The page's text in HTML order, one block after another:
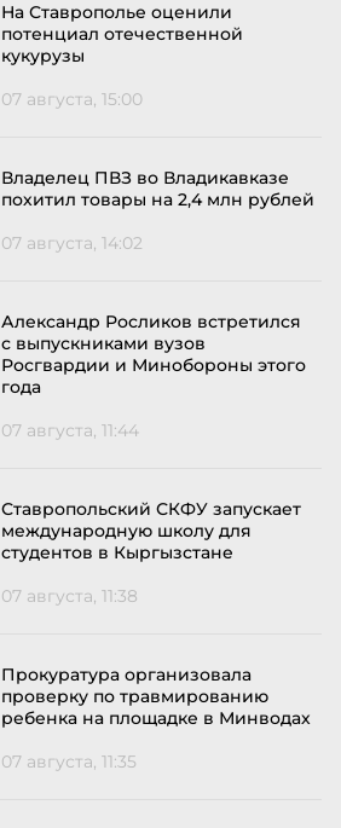
На Ставрополье оценили
потенциал отечественной
кукурузы
07 августа, 15:00
Владелец ПВЗ во Владикавказе
похитил товары на 2,4 млн рублей
07 августа, 14:02
Александр Росликов встретился
с выпускниками вузов
Росгвардии и Минобороны этого
года
07 августа, 11:44
Ставропольский СКФУ запускает
международную школу для
студентов в Кыргызстане
07 августа, 11:38
Прокуратура организовала
проверку по травмированию
ребенка на площадке в Минводах
07 августа, 11:35